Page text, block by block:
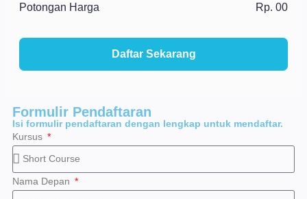
Potongan Harga
Rp. 00
Daftar Sekarang
Formulir Pendaftaran
Isi formulir pendaftaran dengan lengkap untuk mendaftar.
Kursus
Nama Depan